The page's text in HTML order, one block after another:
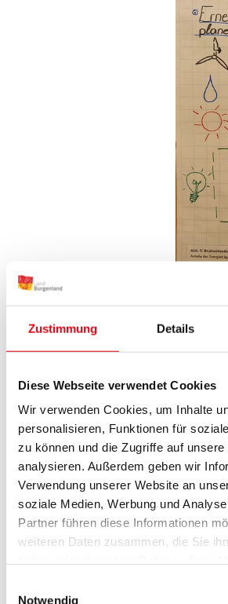
Zustimmung Details
Diese Webseite verwendet Cookies
Wir verwenden Cookies, um Inhalte
personalisieren, Funktionen für
zu können und die Zugriffe auf
analysieren. Außerdem geben wir
Verwendung unserer Website an
soziale Medien, Werbung und
Partner führen diese Informationen
weiteren Daten zusammen, die Sie
Notwendig